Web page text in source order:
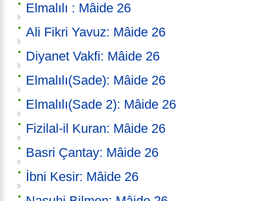
Elmalılı : Mâide 26
Ali Fikri Yavuz: Mâide 26
Diyanet Vakfi: Mâide 26
Elmalılı(Sade): Mâide 26
Elmalılı(Sade 2): Mâide 26
Fizilal-il Kuran: Mâide 26
Basri Çantay: Mâide 26
İbni Kesir: Mâide 26